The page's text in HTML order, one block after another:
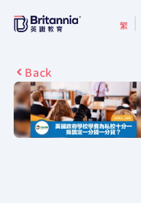
繁
最新活動
升學指南
Back